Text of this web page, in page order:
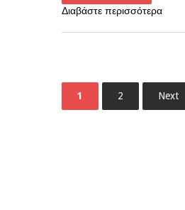
Διαβάστε περισσότερα
1 2 Next